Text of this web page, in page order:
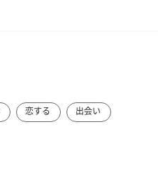
恋する 出会い